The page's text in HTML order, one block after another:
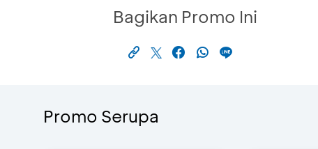
Bagikan Promo Ini
Promo Serupa